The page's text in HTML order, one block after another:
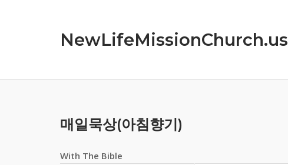
NewLifeMissionChurch.us
매일묵상(아침향기)
With The Bible